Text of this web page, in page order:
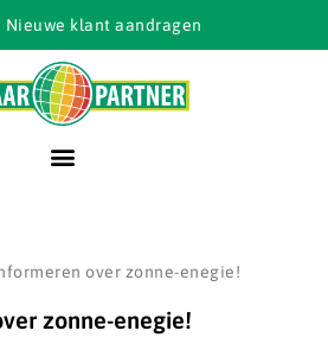
Nieuwe klant aandragen
over zonne-enegie!
zonne-enegie!